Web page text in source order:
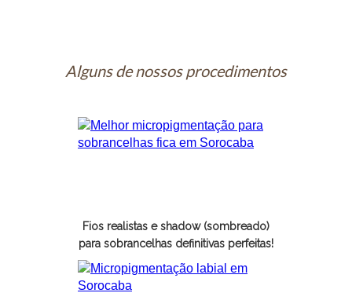
Alguns de nossos procedimentos
Fios realistas e shadow (sombreado)
para sobrancelhas definitivas perfeitas!